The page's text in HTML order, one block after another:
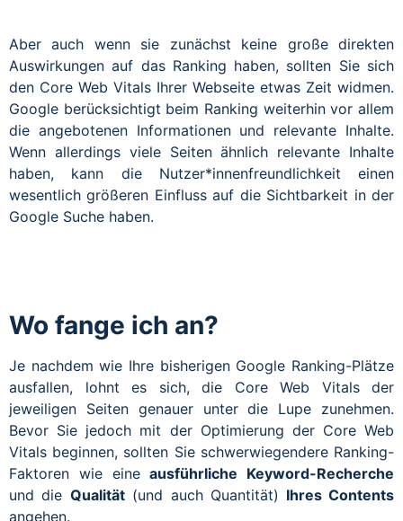
Aber auch wenn sie zunächst keine große direkten
Auswirkungen auf das Ranking haben, sollten Sie sich
den Core Web Vitals Ihrer Webseite etwas Zeit widmen.
Google berücksichtigt beim Ranking weiterhin vor allem
die angebotenen Informationen und relevante Inhalte.
Wenn allerdings viele Seiten ähnlich relevante Inhalte
haben, kann die Nutzer*innenfreundlichkeit einen
wesentlich größeren Einfluss auf die Sichtbarkeit in der
Google Suche haben.
Wo fange ich an?
Je nachdem wie Ihre bisherigen Google Ranking-Plätze
ausfallen, lohnt es sich, die Core Web Vitals der
jeweiligen Seiten genauer unter die Lupe zunehmen.
Bevor Sie jedoch mit der Optimierung der Core Web
Vitals beginnen, sollten Sie schwerwiegendere Ranking-
Faktoren wie eineausführliche Keyword-Recherche
und die Qualität(und auch Quantität) Ihres Contents
angehen.